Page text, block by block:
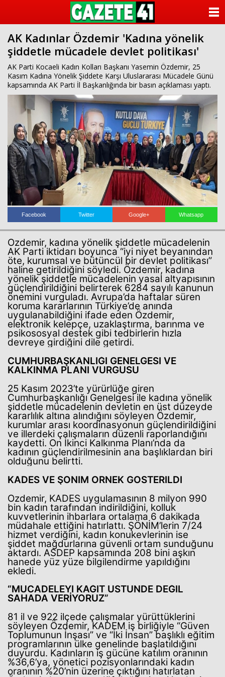
AK Kadınlar Özdemir 'Kadına yönelik
şiddetle mücadele devlet politikası'
AK Parti Kocaeli Kadın Kolları Başkanı Yasemin Özdemir, 25
Kasım Kadına Yönelik Şiddete Karşı Uluslararası Mücadele Günü
kapsamında AK Parti İl Başkanlığında bir basın açıklaması yaptı.
Facebook Twitter Google+ Whatsapp
Özdemir, kadına yönelik şiddetle mücadelenin
AK Parti iktidarı boyunca “iyi niyet beyanından
öte, kurumsal ve bütüncül bir devlet politikası”
haline getirildiğini söyledi. Özdemir, kadına
yönelik şiddetle mücadelenin yasal altyapısının
güçlendirildiğini belirterek 6284 sayılı kanunun
önemini vurguladı. Avrupa’da haftalar süren
koruma kararlarının Türkiye’de anında
uygulanabildiğini ifade eden Özdemir,
elektronik kelepçe, uzaklaştırma, barınma ve
psikososyal destek gibi tedbirlerin hızla
devreye girdiğini dile getirdi.
CUMHURBAŞKANLIĞI GENELGESİ VE
KALKINMA PLANI VURGUSU
25 Kasım 2023’te yürürlüğe giren
Cumhurbaşkanlığı Genelgesi ile kadına yönelik
şiddetle mücadelenin devletin en üst düzeyde
kararlılık altına alındığını söyleyen Özdemir,
kurumlar arası koordinasyonun güçlendirildiğini
ve illerdeki çalışmaların düzenli raporlandığını
kaydetti. On İkinci Kalkınma Planı’nda da
kadının güçlendirilmesinin ana başlıklardan biri
olduğunu belirtti.
KADES VE ŞÖNİM ÖRNEK GÖSTERİLDİ
Özdemir, KADES uygulamasının 8 milyon 990
bin kadın tarafından indirildiğini, kolluk
kuvvetlerinin ihbarlara ortalama 6 dakikada
müdahale ettiğini hatırlattı. ŞÖNİM’lerin 7/24
hizmet verdiğini, kadın konukevlerinin ise
şiddet mağdurlarına güvenli ortam sunduğunu
aktardı. ASDEP kapsamında 208 bini aşkın
hanede yüz yüze bilgilendirme yapıldığını
ekledi.
“MÜCADELEYİ KAĞIT ÜSTÜNDE DEĞİL
SAHADA VERİYORUZ”
81 il ve 922 ilçede çalışmalar yürüttüklerini
söyleyen Özdemir, KADEM iş birliğiyle “Güven
Toplumunun İnşası” ve “İki İnsan” başlıklı eğitim
programlarının ülke genelinde başlatıldığını
duyurdu. Kadınların iş gücüne katılım oranının
%36,6’ya, yönetici pozisyonlarındaki kadın
oranının %20’nin üzerine çıktığını hatırlatan
KATEGORİLER
ANKETLER
FOTO GALERİ
VİDEO GALERİ
KÜNYE
İLETİŞİM
Haberin Doğru Adresi.